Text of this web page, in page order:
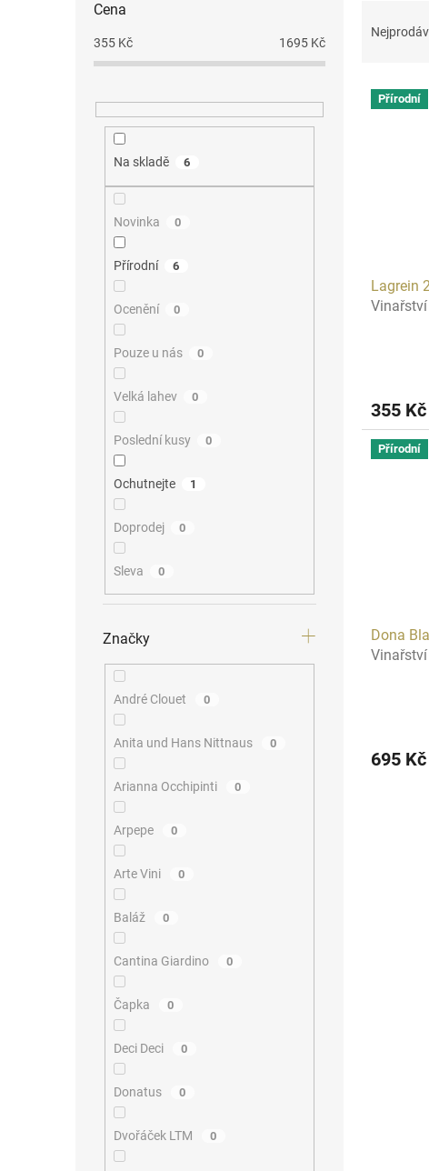
Cena
355 Kč 1695 Kč
Na skladě 6
Novinka 0
Přírodní 6
Ocenění 0
Pouze u nás 0
Velká lahev 0
Poslední kusy 0
Ochutnejte 1
Doprodej 0
Sleva 0
Značky
André Clouet 0
Anita und Hans Nittnaus 0
Arianna Occhipinti 0
Arpepe 0
Arte Vini 0
Baláž 0
Cantina Giardino 0
Čapka 0
Deci Deci 0
Donatus 0
Dvořáček LTM 0
V Přírodní
Lagrein
355 Kč
Přírodní
Dona
695 Kč